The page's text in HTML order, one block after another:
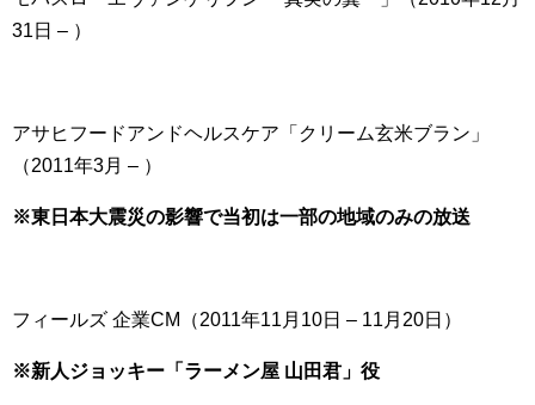
31日 – ）
アサヒフードアンドヘルスケア「クリーム玄米ブラン」
（2011年3月 – ）
※東日本大震災の影響で当初は一部の地域のみの放送
フィールズ 企業CM（2011年11月10日 – 11月20日）
※新人ジョッキー「ラーメン屋 山田君」役